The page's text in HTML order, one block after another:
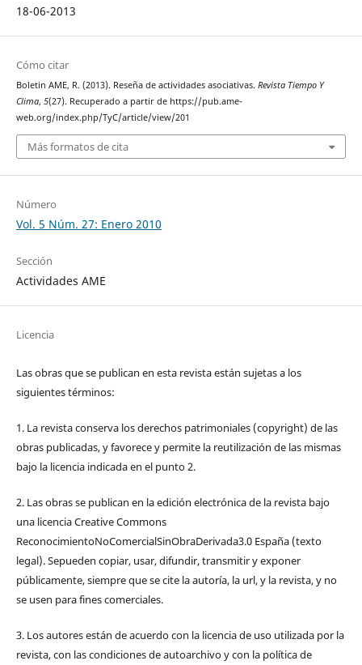
18-06-2013
Cómo citar
Boletin AME, R. (2013). Reseña de actividades asociativas. Revista Tiempo Y
Clima, 5(27). Recuperado a partir de https://pub.ame-
web.org/index.php/TyC/article/view/201
Más formatos de cita
Número
Vol. 5 Núm. 27: Enero 2010
Sección
Actividades AME
Licencia
Las obras que se publican en esta revista están sujetas a los
siguientes términos:
1. La revista conserva los derechos patrimoniales (copyright) de las
obras publicadas, y favorece y permite la reutilización de las mismas
bajo la licencia indicada en el punto 2.
2. Las obras se publican en la edición electrónica de la revista bajo
una licencia Creative Commons
ReconocimientoNoComercialSinObraDerivada3.0 España (texto
legal). Sepueden copiar, usar, difundir, transmitir y exponer
públicamente, siempre que se cite la autoría, la url, y la revista, y no
se usen para fines comerciales.
3. Los autores están de acuerdo con la licencia de uso utilizada por la
revista, con las condiciones de autoarchivo y con la política de